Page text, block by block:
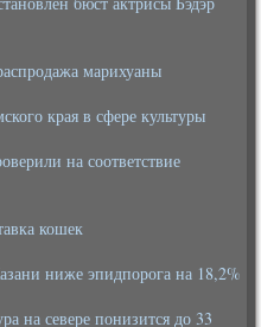
марихуаны
края в сфере культуры
на соответствие
кошек
ниже эпидпорога на 18,2%
на севере понизится до 33